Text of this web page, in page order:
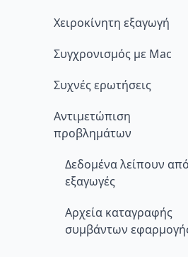
Χειροκίνητη εξαγωγή
Συγχρονισμός με Mac
Συχνές ερωτήσεις
Αντιμετώπιση
προβλημάτων
Δεδομένα λείπουν από
εξαγωγές
Αρχεία καταγραφής
συμβάντων